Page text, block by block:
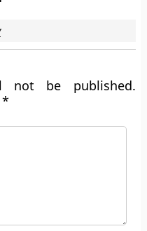
not be published.
*